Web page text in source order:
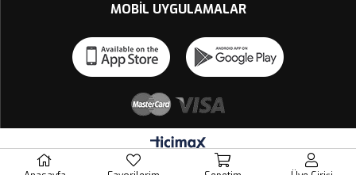
MOBIL UYGULAMALAR